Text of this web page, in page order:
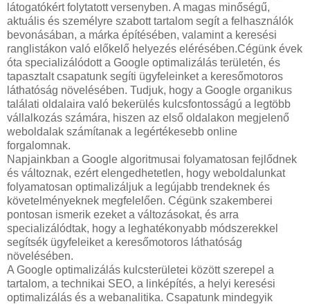
látogatókért folytatott versenyben. A magas minőségű,
aktuális és személyre szabott tartalom segít a felhasználók
bevonásában, a márka építésében, valamint a keresési
ranglistákon való előkelő helyezés elérésében.Cégünk évek
óta specializálódott a Google optimalizálás területén, és
tapasztalt csapatunk segíti ügyfeleinket a keresőmotoros
láthatóság növelésében. Tudjuk, hogy a Google organikus
találati oldalaira való bekerülés kulcsfontosságú a legtöbb
vállalkozás számára, hiszen az első oldalakon megjelenő
weboldalak számítanak a legértékesebb online
forgalomnak.
Napjainkban a Google algoritmusai folyamatosan fejlődnek
és változnak, ezért elengedhetetlen, hogy weboldalunkat
folyamatosan optimalizáljuk a legújabb trendeknek és
követelményeknek megfelelően. Cégünk szakemberei
pontosan ismerik ezeket a változásokat, és arra
specializálódtak, hogy a leghatékonyabb módszerekkel
segítsék ügyfeleiket a keresőmotoros láthatóság
növelésében.
A Google optimalizálás kulcsterületei között szerepel a
tartalom, a technikai SEO, a linképítés, a helyi keresési
optimalizálás és a webanalitika. Csapatunk mindegyik